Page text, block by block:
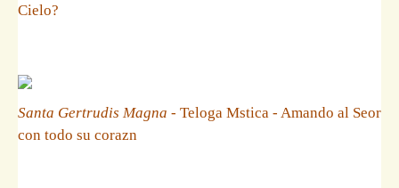
Cielo?
Santa Gertrudis Magna - Teloga Mstica - Amando al Seor
con todo su corazn